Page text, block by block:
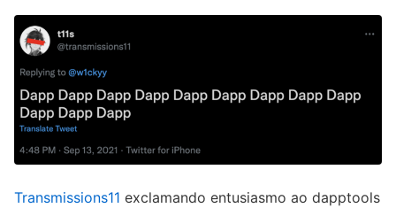
Transmissions11 exclamando entusiasmo ao dapptools